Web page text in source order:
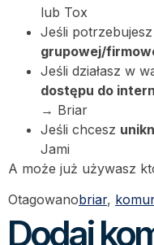
lub Tox
Jeśli potrzebujesz
grupowej/
Jeśli działasz w
dostępu do
→ Briar
Jeśli chcesz
Jami
A może już używasz
Otagowanobriar,
Dodaj